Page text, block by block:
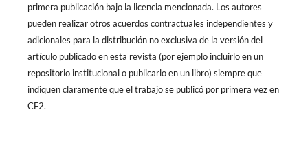
primera publicación bajo la licencia mencionada. Los autores
pueden realizar otros acuerdos contractuales independientes y
adicionales para la distribución no exclusiva de la versión del
artículo publicado en esta revista (por ejemplo incluirlo en un
repositorio institucional o publicarlo en un libro) siempre que
indiquen claramente que el trabajo se publicó por primera vez en
CF2.